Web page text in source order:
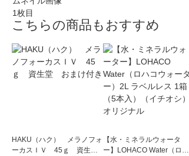
こちらの商品もおすすめ
HAKU（ハク） メラノフォ
ーカスＩＶ 45ｇ 資生
【水・ミネラルウォータ
ー】LOHACO Water（ロハ